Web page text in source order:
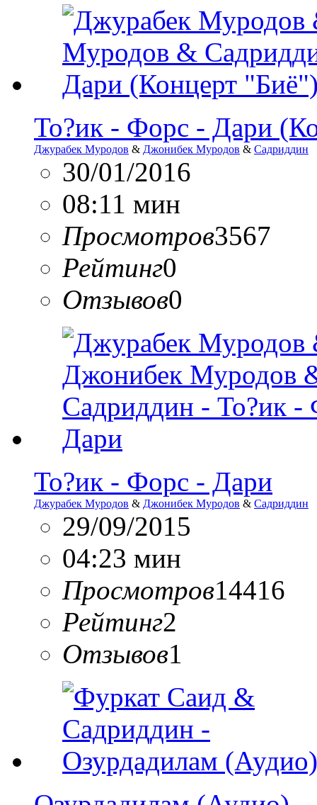
То?ик - Форс - Дари
Джурабек Муродов & Джонибек Муродов & Садриддин
30/01/2016
08:11 мин
Просмотров3567
Рейтинг0
Отзывов0
То?ик - Форс - Дари
Джурабек Муродов & Джонибек Муродов & Садриддин
29/09/2015
04:23 мин
Просмотров14416
Рейтинг2
Отзывов1